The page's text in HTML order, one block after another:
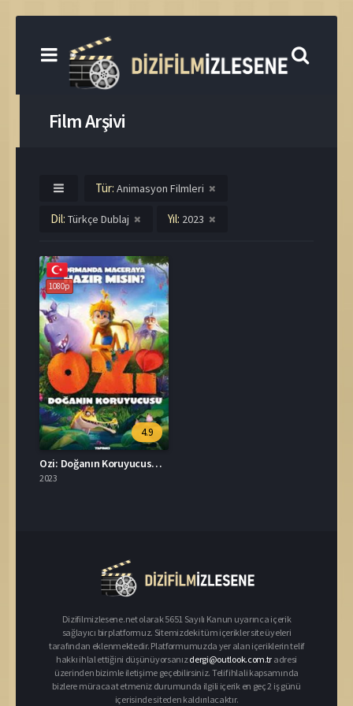
Film Arşivi
Tür: Animasyon Filmleri
Dil: Türkçe Dublaj Yıl: 2023
1080p
4.9
Ozi: Doğanın Koruyucusu İzle Türkçe Dublaj
2023
Dizifilmizlesene.net olarak 5651 Sayılı Kanun uyarınca içerik
sağlayıcı bir platformuz. Sitemizdeki tüm içerikler site üyeleri
tarafından eklenmektedir. Platformumuzda yer alan içeriklerin telif
hakkı ihlal ettiğini düşünüyorsanızdergi@outlook.com.tr adresi
üzerinden bizimle iletişime geçebilirsiniz. Telif ihlali kapsamında
bizlere müracaat etmeniz durumunda ilgili içerik en geç 2 iş günü
içerisinde siteden kaldırılacaktır.